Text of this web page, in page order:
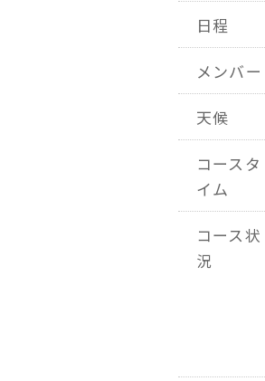
日程
メンバー
天候
コースタ
イム
コース状
況